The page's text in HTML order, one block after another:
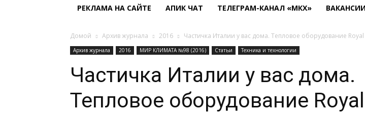
РЕКЛАМА НА САЙТЕ АПИК ЧАТ ТЕЛЕГРАМ-КАНАЛ «МКХ»
Домой Архив журнала 2016 Частичка Италии у вас дома. Тепловое оборудование
Архив журнала 2016 МИР КЛИМАТА №98 (2016) Статьи Техника и технологии
Частичка Италии у вас дома.
Тепловое оборудование